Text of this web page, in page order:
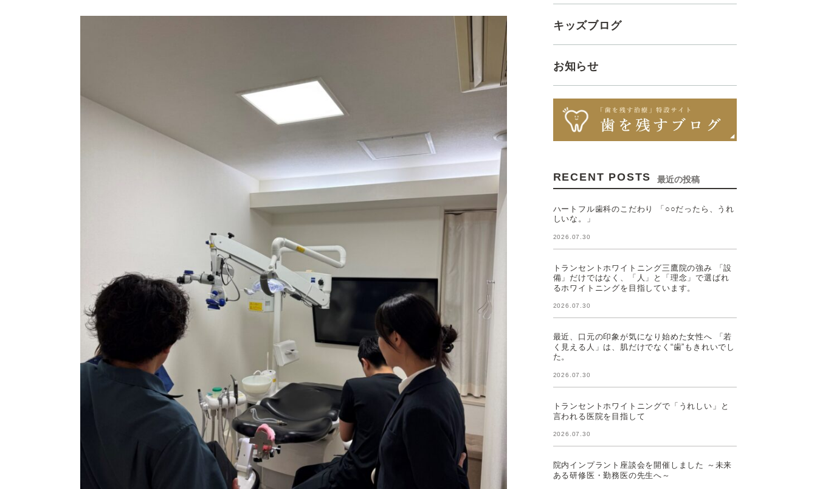
キッズブログ
お知らせ
RECENT POSTS 最近の投稿
ハートフル歯科のこだわり 「○○だったら、うれ
しいな。」
2026.07.30
トランセントホワイトニング三鷹院の強み 「設
備」だけではなく、「人」と「理念」で選ばれ
るホワイトニングを目指しています。
2026.07.30
最近、口元の印象が気になり始めた女性へ 「若
く見える人」は、肌だけでなく“歯”もきれいでし
た。
2026.07.30
トランセントホワイトニングで「うれしい」と
言われる医院を目指して
2026.07.30
院内インプラント座談会を開催しました ～未来
ある研修医・勤務医の先生へ～